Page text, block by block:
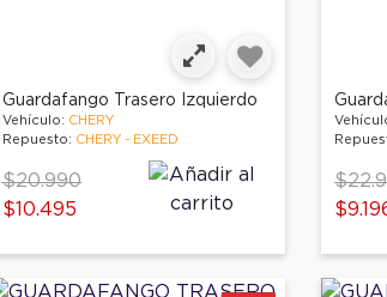
Guardafango Trasero Izquierdo
Vehículo: CHERY
Repuesto: CHERY - EXEED
Price reduced from
$20.990to
$10.495